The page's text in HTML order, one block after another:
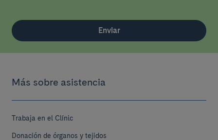
Enviar
Más sobre asistencia
Trabaja en el Clínic
Donación de órganos y tejidos